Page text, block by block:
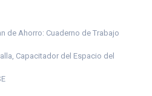
de Ahorro: Cuaderno de Trabajo
Capacitador del Espacio del